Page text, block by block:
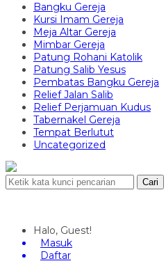
Bangku Gereja
Kursi Imam Gereja
Meja Altar Gereja
Mimbar Gereja
Patung Rohani Katolik
Patung Salib Yesus
Pembatas Bangku Gereja
Relief Jalan Salib
Relief Perjamuan Kudus
Tabernakel Gereja
Tempat Berlutut
Uncategorized
Cari
Halo, Guest!
Masuk
Daftar